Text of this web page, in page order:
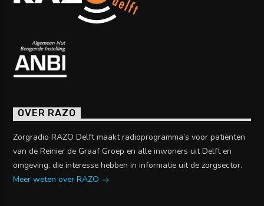
OVER RAZO
Zorgradio RAZO Delft maakt radioprogramma’s voor patiënten
van de Reinier de Graaf Groep en alle inwoners uit Delft en
omgeving, die interesse hebben in informatie uit de zorgsector.
Meer weten over RAZO